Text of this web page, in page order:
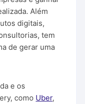
Além
digitais,
tem
de gerar uma
e os
como Uber,